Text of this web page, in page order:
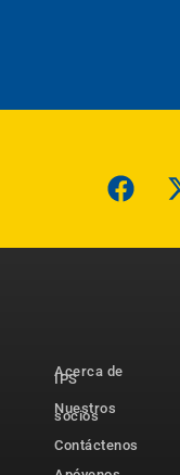
Acerca de
IPS
Nuestros
socios
Contáctenos